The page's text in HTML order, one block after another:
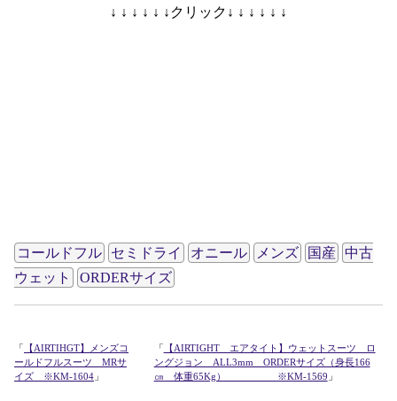
↓ ↓ ↓ ↓ ↓ ↓クリック↓ ↓ ↓ ↓ ↓ ↓
コールドフル セミドライ オニール メンズ 国産 中古
ウェット
ORDERサイズ
「 【AIRTIHGT】メンズコ
ールドフルスーツ MRサ
イズ ※KM-1604 」
「 【AIRTIGHT エアタイト】ウェットスーツ ロ
ングジョン ALL3mm ORDERサイズ（身長166
㎝ 体重65Kg） ※KM-1569 」